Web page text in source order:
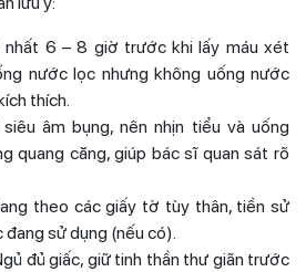
nhất 6 – 8 giờ trước khi lấy máu xét
nước lọc nhưng không uống nước
thích.
âm bụng, nên nhịn tiểu và uống
quang căng, giúp bác sĩ quan sát rõ
theo các giấy tờ tùy thân, tiền sử
sử dụng (nếu có).
đủ giấc, giữ tinh thần thư giãn trước